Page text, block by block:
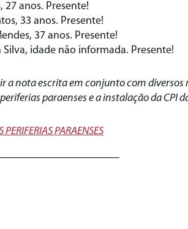
27 anos. Presente!
33 anos. Presente!
37 anos. Presente!
Silva, idade não informada. Presente!
a nota escrita em conjunto com
paraenses e a instalação da CPI
PARAENSES